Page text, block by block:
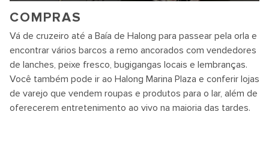
COMPRAS
Vá de cruzeiro até a Baía de Halong para passear pela orla e
encontrar vários barcos a remo ancorados com vendedores
de lanches, peixe fresco, bugigangas locais e lembranças.
Você também pode ir ao Halong Marina Plaza e conferir lojas
de varejo que vendem roupas e produtos para o lar, além de
oferecerem entretenimento ao vivo na maioria das tardes.